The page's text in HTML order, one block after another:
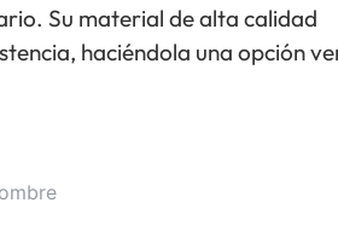
Su material de alta calidad
haciéndola una opción